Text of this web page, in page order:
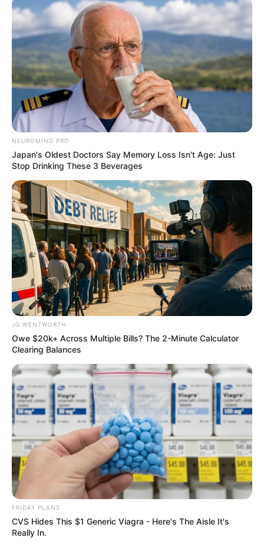
FRIDAY PLANS
Guatemala Dental
GUATEMALA DENTAL
Be $245 But $14
STOPWATT
เว็บไซต์นี้ใช้คุกกี้
เพื่อการนำเสนอเนื้อหาที่ดี รวมถึงการจัดการข้อมูลส่วนบุคคล เพื่อให้คุณได้รับ
ประสบการณ์ที่ดีบนบริการของเว็บไซต์เรา หากคุณใช้บริการเว็บไซต์นี้ต่อไปโดย
ไม่มีการปรับตั้งค่าใดๆนั้น แสดงว่าคุณยอมรับนโยบายคุกกี้และนโยบายส่วน
บุคคลของเรา
ยอมรับ เรียนรู้เพิ่มเติม
NEUROMIND PRO
Japan's Oldest Doctors Say Memory Loss Isn't Age: Just
Stop Drinking These 3 Beverages
JG WENTWORTH
Owe $20k+ Across Multiple Bills? The 2-Minute Calculator
Clearing Balances
FRIDAY PLANS
CVS Hides This $1 Generic Viagra - Here's The Aisle It's
Really In.